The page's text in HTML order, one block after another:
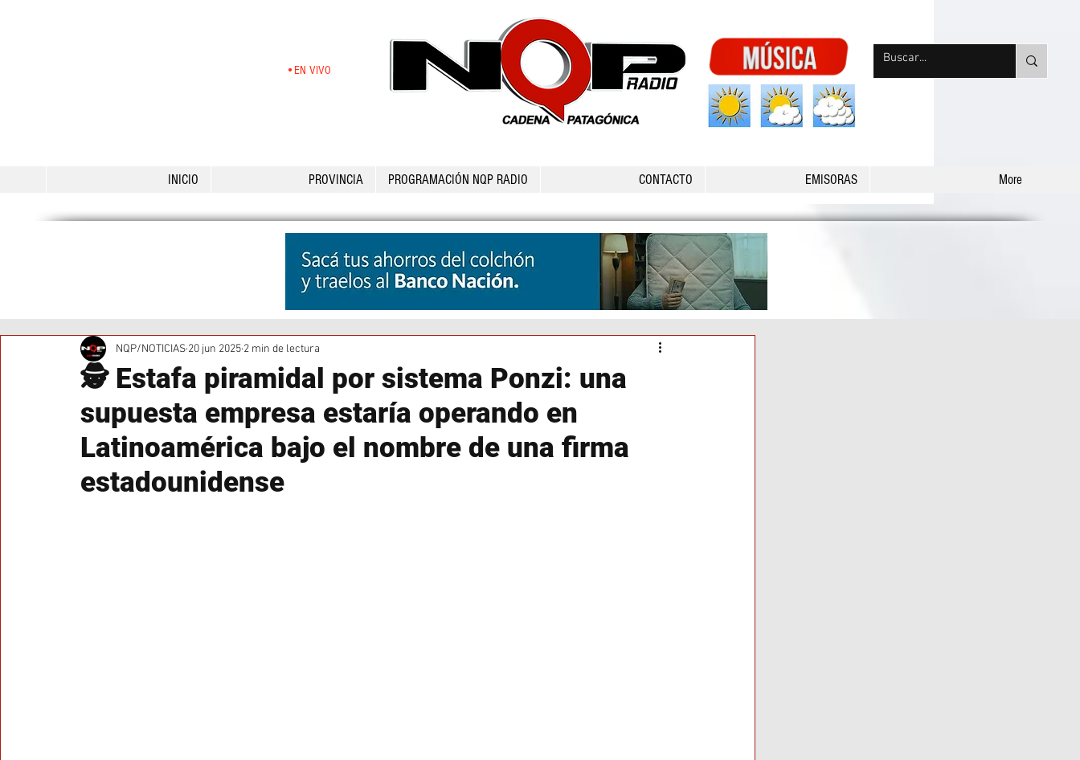
•EN VIVO
INICIO PROVINCIA PROGRAMACIÓN NQP RADIO CONTACTO EMISORAS More
🕵️ Estafa piramidal por sistema Ponzi: una
supuesta empresa estaría operando en
Latinoamérica bajo el nombre de una firma
estadounidense
NQP/NOTICIAS 20 jun 2025 2 min de lectura